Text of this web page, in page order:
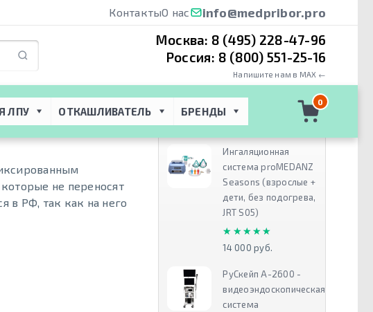
КонтактыО нас info@medpribor.pro
Москва: 8 (495) 228-47-96
Россия: 8 (800) 551-25-16
Напишите нам в MAX ←
ЛПУ ОТКАШЛИВАТЕЛЬ БРЕНДЫ
0
не переносят
в РФ, так как на него
Рекомендуем
Ингаляционная
система proMEDANZ
Seasons (взрослые +
дети, без подогрева,
JRT S05)
★★★★★
★★★★★
14 000 руб.
РуСкейп А-2600 -
видеоэндоскопическая
система